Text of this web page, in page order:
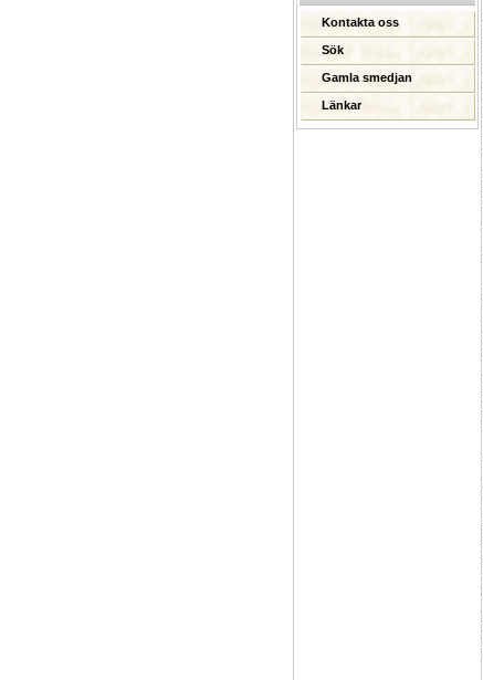
Kontakta oss
Sök
Gamla smedjan
Länkar